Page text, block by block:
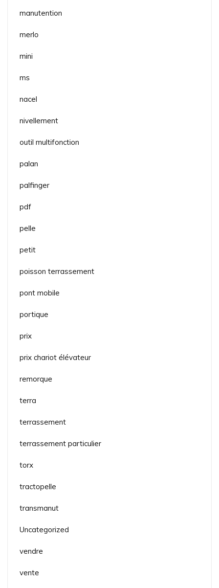
manutention
merlo
mini
ms
nacel
nivellement
outil multifonction
palan
palfinger
pdf
pelle
petit
poisson terrassement
pont mobile
portique
prix
prix chariot élévateur
remorque
terra
terrassement
terrassement particulier
torx
tractopelle
transmanut
Uncategorized
vendre
vente